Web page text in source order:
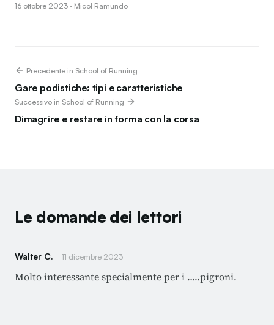
16 ottobre 2023 · Micol Ramundo
Precedente in School of Running
Gare podistiche: tipi e caratteristiche
Successivo in School of Running
Dimagrire e restare in forma con la corsa
Le domande dei lettori
Walter C. 11 dicembre 2023
Molto interessante specialmente per i …..pigroni.